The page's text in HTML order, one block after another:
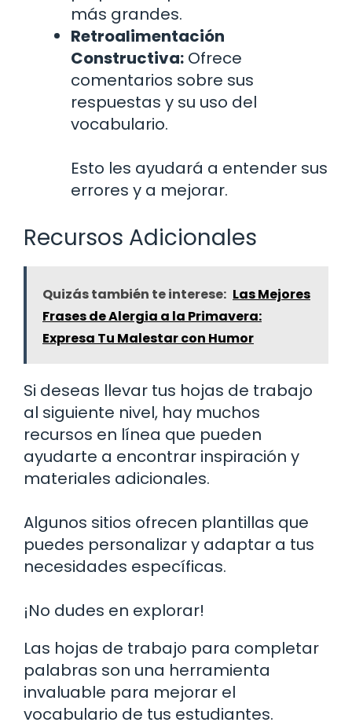
más grandes.
Retroalimentación
Constructiva: Ofrece
comentarios sobre sus
respuestas y su uso del
vocabulario.
Esto les ayudará a entender sus
errores y a mejorar.
Recursos Adicionales
Quizás también te interese: Las Mejores
Frases de Alergia a la Primavera:
Expresa Tu Malestar con Humor
Si deseas llevar tus hojas de trabajo
al siguiente nivel, hay muchos
recursos en línea que pueden
ayudarte a encontrar inspiración y
materiales adicionales.
Algunos sitios ofrecen plantillas que
puedes personalizar y adaptar a tus
necesidades específicas.
¡No dudes en explorar!
Las hojas de trabajo para completar
palabras son una herramienta
invaluable para mejorar el
vocabulario de tus estudiantes.